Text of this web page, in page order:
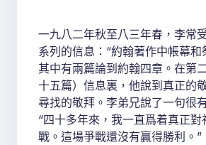
一九八二年秋至八三年春，李常
系列的信息：“約翰著作中帳幕和
其中有兩篇論到約翰四章。在第
十五篇）信息裏，他說到真正的
尋找的敬拜。李弟兄說了一句很
“四十多年來，我一直爲着真正對
戰。這場爭戰還沒有贏得勝利。”